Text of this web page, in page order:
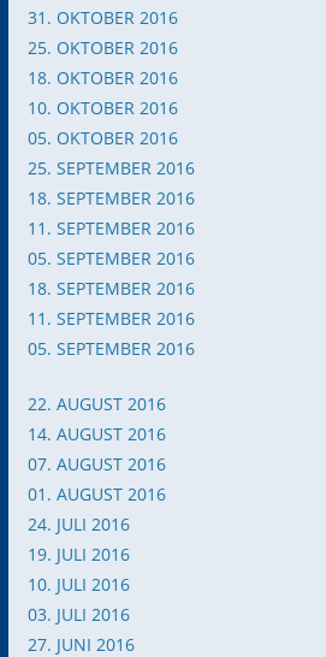
31. OKTOBER 2016
25. OKTOBER 2016
18. OKTOBER 2016
10. OKTOBER 2016
05. OKTOBER 2016
25. SEPTEMBER 2016
18. SEPTEMBER 2016
11. SEPTEMBER 2016
05. SEPTEMBER 2016
18. SEPTEMBER 2016
11. SEPTEMBER 2016
05. SEPTEMBER 2016
22. AUGUST 2016
14. AUGUST 2016
07. AUGUST 2016
01. AUGUST 2016
24. JULI 2016
19. JULI 2016
10. JULI 2016
03. JULI 2016
27. JUNI 2016